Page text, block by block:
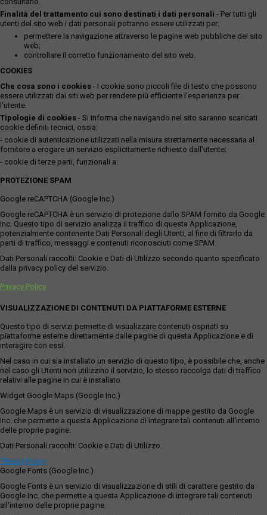
Finalità del trattamento cui sono destinati i dati personali - Per tutti gli
utenti del sito web i dati personali potranno essere utilizzati per:
permettere la navigazione attraverso le pagine web pubbliche del sito
web;
controllare il corretto funzionamento del sito web.
COOKIES
Che cosa sono i cookies - I cookie sono piccoli file di testo che possono
essere utilizzati dai siti web per rendere più efficiente l'esperienza per
l'utente.
Tipologie di cookies - Si informa che navigando nel sito saranno scaricati
cookie definiti tecnici, ossia:
- cookie di autenticazione utilizzati nella misura strettamente necessaria al
fornitore a erogare un servizio esplicitamente richiesto dall'utente;
- cookie di terze parti, funzionali a:
PROTEZIONE SPAM
Google reCAPTCHA (Google Inc.)
Google reCAPTCHA è un servizio di protezione dallo SPAM fornito da Google
Inc. Questo tipo di servizio analizza il traffico di questa Applicazione,
potenzialmente contenente Dati Personali degli Utenti, al fine di filtrarlo da
parti di traffico, messaggi e contenuti riconosciuti come SPAM.
Dati Personali raccolti: Cookie e Dati di Utilizzo secondo quanto specificato
dalla privacy policy del servizio.
Privacy Policy
VISUALIZZAZIONE DI CONTENUTI DA PIATTAFORME ESTERNE
Questo tipo di servizi permette di visualizzare contenuti ospitati su
piattaforme esterne direttamente dalle pagine di questa Applicazione e di
interagire con essi.
Nel caso in cui sia installato un servizio di questo tipo, è possibile che, anche
nel caso gli Utenti non utilizzino il servizio, lo stesso raccolga dati di traffico
relativi alle pagine in cui è installato.
Widget Google Maps (Google Inc.)
Google Maps è un servizio di visualizzazione di mappe gestito da Google
Inc. che permette a questa Applicazione di integrare tali contenuti all'interno
delle proprie pagine.
Dati Personali raccolti: Cookie e Dati di Utilizzo.
Privacy Policy
Google Fonts (Google Inc.)
Google Fonts è un servizio di visualizzazione di stili di carattere gestito da
Google Inc. che permette a questa Applicazione di integrare tali contenuti
all'interno delle proprie pagine.